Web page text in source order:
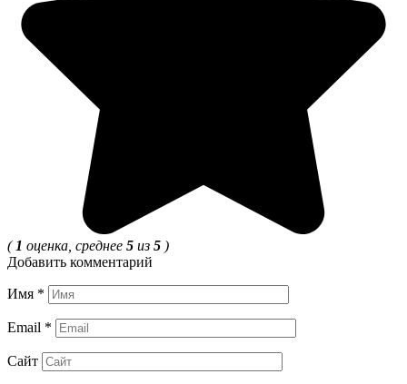
( 1 оценка, среднее 5 из 5 )
Добавить комментарий
Имя *
Email *
Сайт